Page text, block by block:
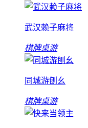
武汉赖子麻将
棋牌桌游
同城游刨幺
棋牌桌游